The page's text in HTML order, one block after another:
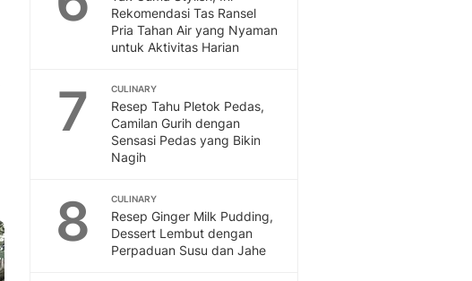
Rekomendasi Tas Ransel
Pria Tahan Air yang Nyaman
untuk Aktivitas Harian
7 CULINARY
Resep Tahu Pletok Pedas,
Camilan Gurih dengan
Sensasi Pedas yang Bikin
Nagih
8 CULINARY
Resep Ginger Milk Pudding,
Dessert Lembut dengan
Perpaduan Susu dan Jahe